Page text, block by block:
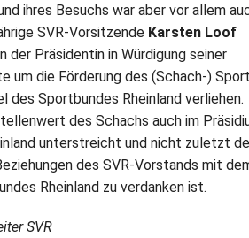
ihres Besuchs war aber vor allem
SVR-Vorsitzende Karsten Loof
der Präsidentin in Würdigung seiner
um die Förderung des (Schach-)
des Sportbundes Rheinland verliehen.
des Schachs auch im
unterstreicht und nicht zuletzt
des SVR-Vorstands mit
Rheinland zu verdanken ist.
SVR